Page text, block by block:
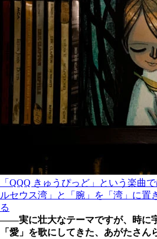
「QQQ きゅうぴっど」という楽曲
ルセウス湾」と「腕」を「湾」に置
る
――実に壮大なテーマですが、時に
「愛」を歌にしてきた、あがたさ